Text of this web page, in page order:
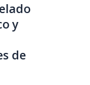
y
de